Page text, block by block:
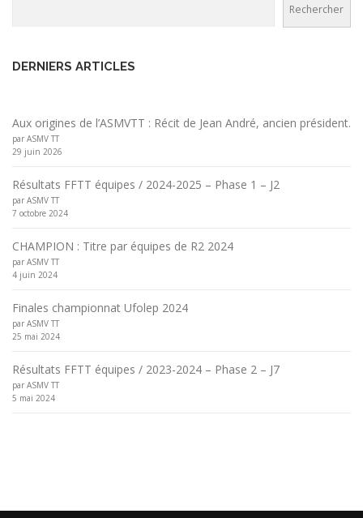
Rechercher
DERNIERS ARTICLES
Aux origines de l’ASMVTT : Récit de Jean André, ancien président.
par ASMV TT
29 juin 2026
Résultats FFTT équipes / 2024-2025 – Phase 1 – J2
par ASMV TT
7 octobre 2024
CHAMPION : Titre par équipes de R2 2024
par ASMV TT
4 juin 2024
Finales championnat Ufolep 2024
par ASMV TT
25 mai 2024
Résultats FFTT équipes / 2023-2024 – Phase 2 – J7
par ASMV TT
5 mai 2024